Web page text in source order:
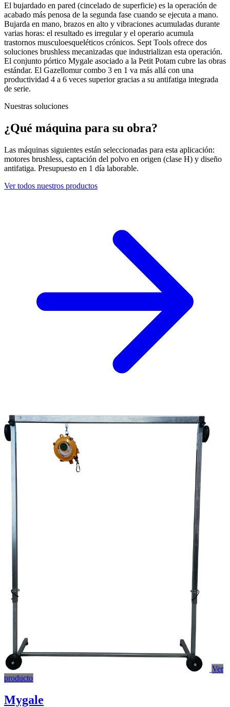
El bujardado en pared (cincelado de superficie) es la operación de
acabado más penosa de la segunda fase cuando se ejecuta a mano.
Bujarda en mano, brazos en alto y vibraciones acumuladas durante
varias horas: el resultado es irregular y el operario acumula
trastornos musculoesqueléticos crónicos. Sept Tools ofrece dos
soluciones brushless mecanizadas que industrializan esta operación.
El conjunto pórtico Mygale asociado a la Petit Potam cubre las obras
estándar. El Gazellomur combo 3 en 1 va más allá con una
productividad 4 a 6 veces superior gracias a su antifatiga integrada
de serie.
Nuestras soluciones
¿Qué máquina para su obra?
Las máquinas siguientes están seleccionadas para esta aplicación:
motores brushless, captación del polvo en origen (clase H) y diseño
antifatiga. Presupuesto en 1 día laborable.
Ver todos nuestros productos
Ver
producto
Mygale